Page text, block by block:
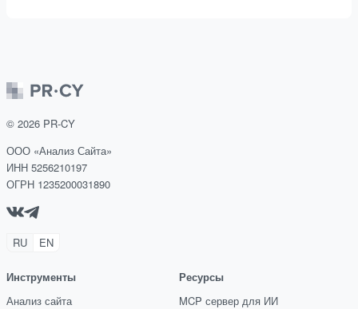
© 2026 PR-CY
ООО «Анализ Сайта»
ИНН 5256210197
ОГРН 1235200031890
RU EN
Инструменты
Анализ сайта
Ресурсы
MCP сервер для ИИ